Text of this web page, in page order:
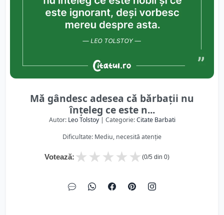
Mă gândesc adesea că bărbații nu
înțeleg ce este n...
Autor: Leo Tolstoy| Categorie:Citate Barbati
Dificultate: Mediu, necesită atenție
Votează: ★
★
★
★
★ (0/5 din 0)